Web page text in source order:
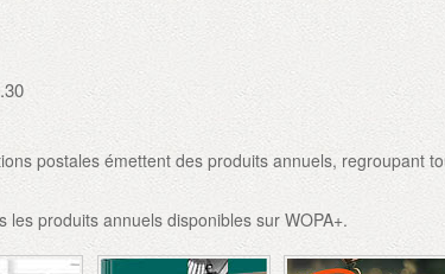
postales émettent des produits annuels, regroupant
produits annuels disponibles sur WOPA+.